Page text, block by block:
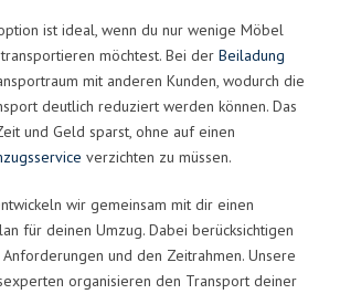
ist ideal, wenn du nur wenige Möbel
möchtest. Bei der Beiladung
mit anderen Kunden, wodurch die
deutlich reduziert werden können. Das
und Geld sparst, ohne auf einen
verzichten zu müssen.
wir gemeinsam mit dir einen
für deinen Umzug. Dabei berücksichtigen
und den Zeitrahmen. Unsere
organisieren den Transport deiner